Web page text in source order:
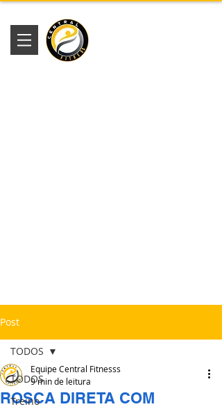
Post
TODOS
Treino
TODOS
ROSCA DIRETA COM
Equipe Central Fitnesss
9 min de leitura